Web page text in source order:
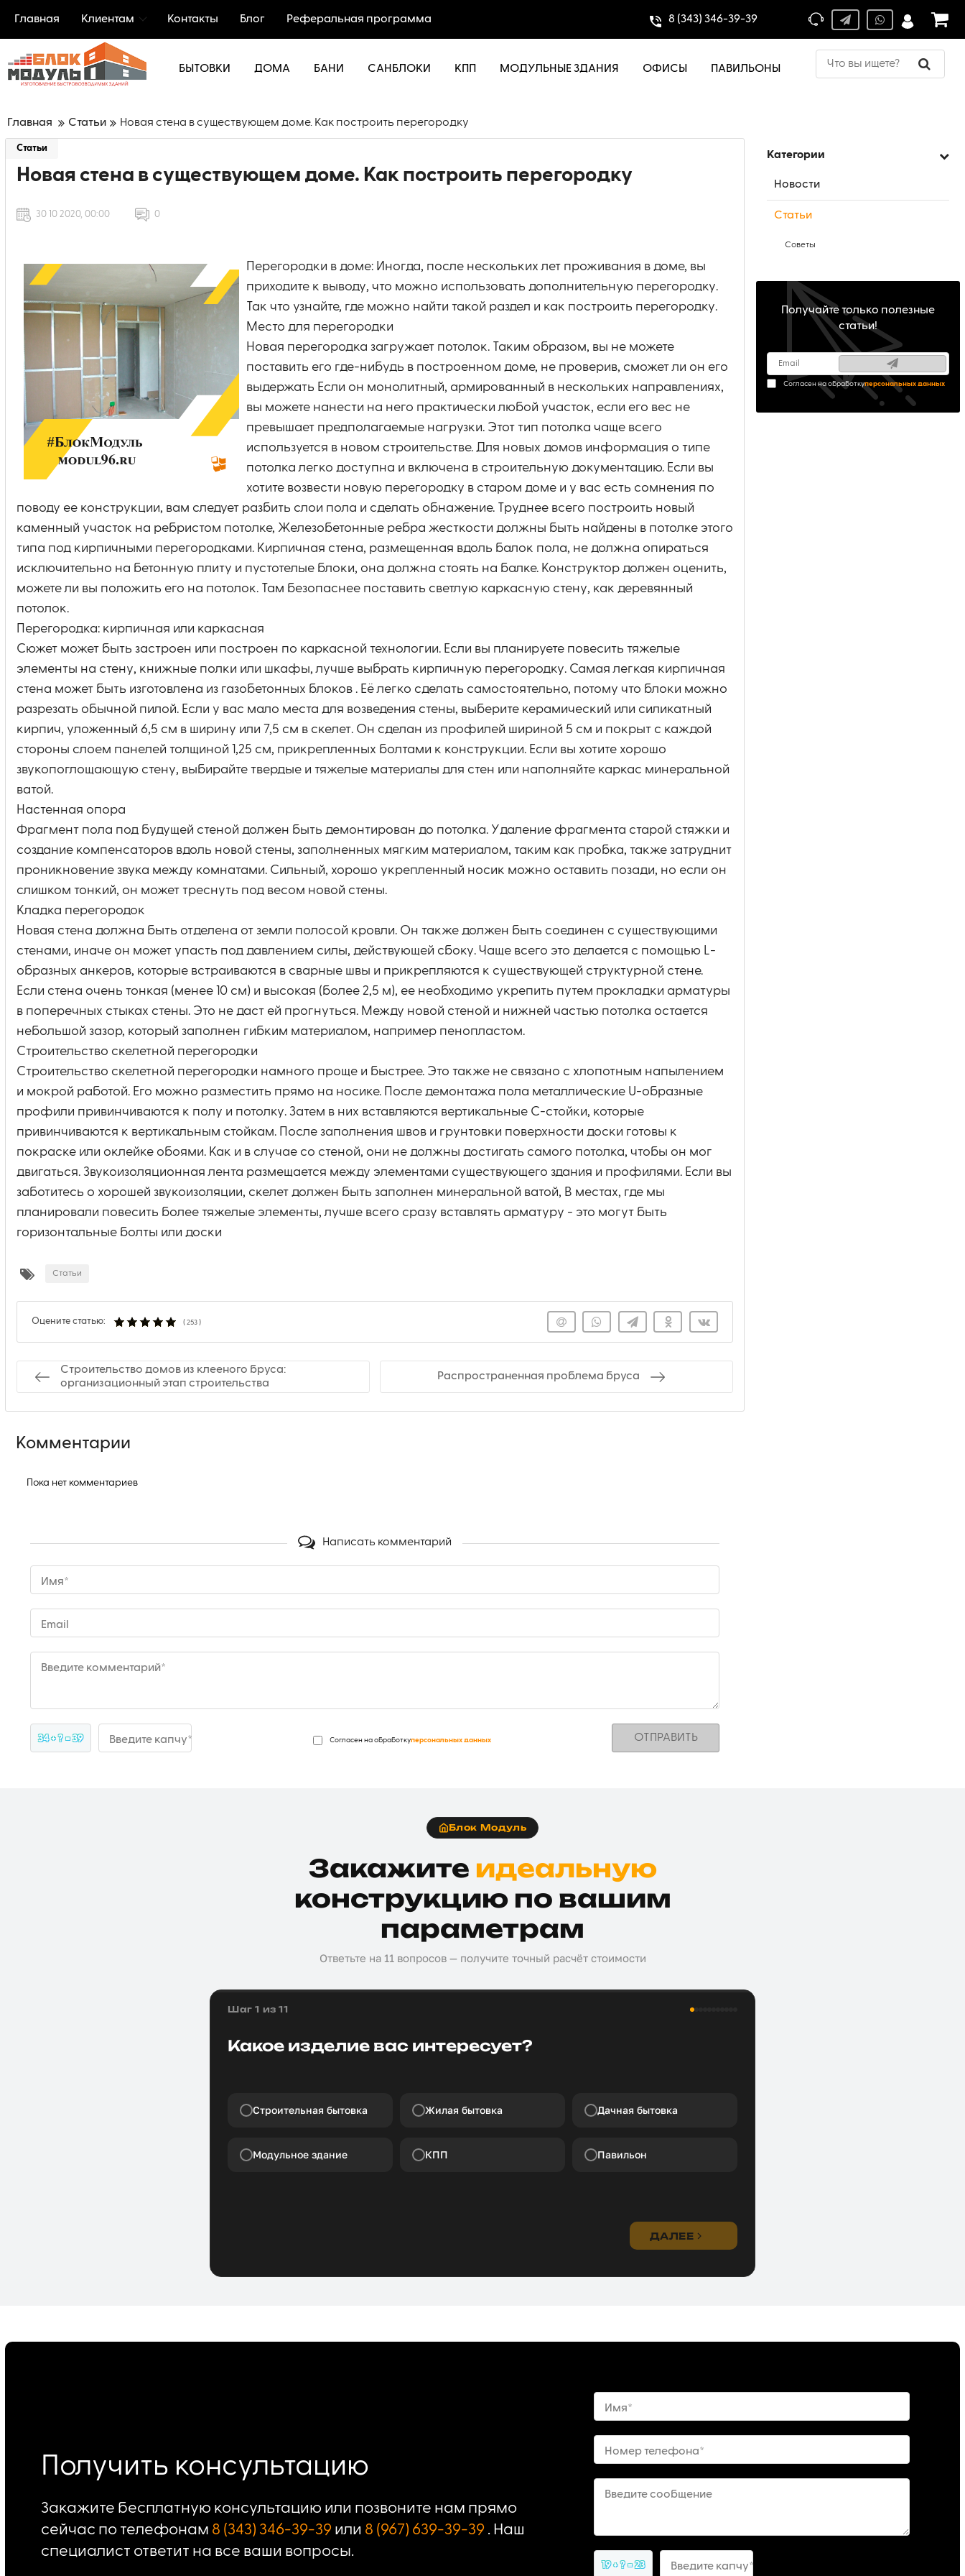
Главная Клиентам Контакты Блог Реферальная программа 8 (343) 346-39-39
БЫТОВКИ ДОМА БАНИ САНБЛОКИ КПП МОДУЛЬНЫЕ ЗДАНИЯ ОФИСЫ ПАВИЛЬОНЫ
Главная Статьи Новая стена в существующем доме. Как построить пepeгорoдку
Категории
Новости
Статьи
Советы
Получайте только полезные
статьи!
Согласен на обработкуперсональных данных
Статьи
Новая стена в существующем доме. Как построить пepeгорoдку
30 10 2020, 00:00 0
Перегородки в доме: Иногда, после нескольких лет проживания в доме, вы
приходите к выводу, что можно использовать дополнительную перегородку.
Так что узнайте, где можно найти такой раздел и как построить перегородку.
Место для перегородки
Новая перегородка загружает потолок. Таким образом, вы не можете
поставить его где-нибудь в построенном доме, не проверив, сможет ли он его
выдержать Если он монолитный, армированный в нескольких направлениях,
вы можете нанести на него практически любой участок, если его вес не
превышает предполагаемые нагрузки. Этот тип потолка чаще всего
используется в новом строительстве. Для новых домов информация о типе
потолка легко доступна и включена в строительную документацию. Если вы
хотите возвести новую перегородку в старом доме и у вас есть сомнения по
поводу ее конструкции, вам следует разбить слои пола и сделать обнажение. Труднее всего построить новый
каменный участок на ребристом потолке, Железобетонные ребра жесткости должны быть найдены в потолке этого
типа под кирпичными перегородками. Кирпичная стена, размещенная вдоль балок пола, не должна опираться
исключительно на бетонную плиту и пустотелые блоки, она должна стоять на балке. Конструктор должен оценить,
можете ли вы положить его на потолок. Там безопаснее поставить светлую каркасную стену, как деревянный
потолок.
Перегородка: кирпичная или каркасная
Сюжет может быть застроен или построен по каркасной технологии. Если вы планируете повесить тяжелые
элементы на стену, книжные полки или шкафы, лучше выбрать кирпичную перегородку. Самая легкая кирпичная
стена может быть изготовлена из газобетонных блоков . Её легко сделать самостоятельно, потому что блоки можно
разрезать обычной пилой. Если у вас мало места для возведения стены, выберите керамический или силикатный
кирпич, уложенный 6,5 см в ширину или 7,5 см в скелет. Он сделан из профилей шириной 5 см и покрыт с каждой
стороны слоем панелей толщиной 1,25 см, прикрепленных болтами к конструкции. Если вы хотите хорошо
звукопоглощающую стену, выбирайте твердые и тяжелые материалы для стен или наполняйте каркас минеральной
ватой.
Настенная опора
Фрагмент пола под будущей стеной должен быть демонтирован до потолка. Удаление фрагмента старой стяжки и
создание компенсаторов вдоль новой стены, заполненных мягким материалом, таким как пробка, также затруднит
проникновение звука между комнатами. Сильный, хорошо укрепленный носик можно оставить позади, но если он
слишком тонкий, он может треснуть под весом новой стены.
Кладка перегородок
Новая стена должна быть отделена от земли полосой кровли. Он также должен быть соединен с существующими
стенами, иначе он может упасть под давлением силы, действующей сбоку. Чаще всего это делается с помощью L-
образных анкеров, которые встраиваются в сварные швы и прикрепляются к существующей структурной стене.
Если стена очень тонкая (менее 10 см) и высокая (более 2,5 м), ее необходимо укрепить путем прокладки арматуры
в поперечных стыках стены. Это не даст ей прогнуться. Между новой стеной и нижней частью потолка остается
небольшой зазор, который заполнен гибким материалом, например пенопластом.
Строительство скелетной перегородки
Строительство скелетной перегородки намного проще и быстрее. Это также не связано с хлопотным напылением
и мокрой работой. Его можно разместить прямо на носике. После демонтажа пола металлические U-образные
профили привинчиваются к полу и потолку. Затем в них вставляются вертикальные С-стойки, которые
привинчиваются к вертикальным стойкам. После заполнения швов и грунтовки поверхности доски готовы к
покраске или оклейке обоями. Как и в случае со стеной, они не должны достигать самого потолка, чтобы он мог
двигаться. Звукоизоляционная лента размещается между элементами существующего здания и профилями. Если вы
заботитесь о хорошей звукоизоляции, скелет должен быть заполнен минеральной ватой, В местах, где мы
планировали повесить более тяжелые элементы, лучше всего сразу вставлять арматуру - это могут быть
горизонтальные болты или доски
Статьи
Оцените статью: ( 253 )
Строительство домов из клееного бруса:
организационный этап строительства
Распространенная проблема бруса
Комментарии
Пока нет комментариев
Написать комментарий
Имя*
Email
Введите комментарий*
34 + ? = 39 Введите капчу* Согласен на обработкуперсональных данных ОТПРАВИТЬ
Блок Модуль
Закажите идеальную
конструкцию по вашим
параметрам
Ответьте на 11 вопросов — получите точный расчёт стоимости
Шаг 1 из 11
Какое изделие вас интересует?
Строительная бытовка Жилая бытовка Дачная бытовка
Модульное здание КПП Павильон
ДАЛЕЕ
Получить консультацию
Закажите бесплатную консультацию или позвоните нам прямо
сейчас по телефонам 8 (343) 346-39-39 или 8 (967) 639-39-39 . Наш
специалист ответит на все ваши вопросы.
Имя*
Номер телефона*
Введите сообщение
19 + ? = 23 Введите капчу*